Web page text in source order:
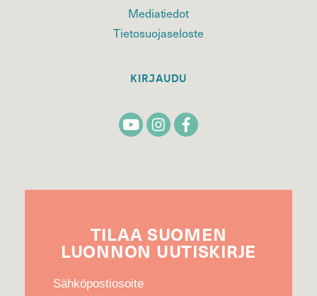
Mediatiedot
Tietosuojaseloste
KIRJAUDU
TILAA SUOMEN
LUONNON UUTIS­KIRJE
Sähköpostiosoite